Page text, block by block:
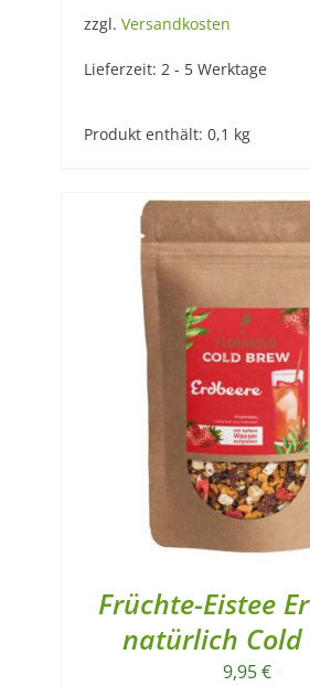
zzgl. Versandkosten
Lieferzeit: 2 - 5 Werktage
Produkt enthält: 0,1 kg
Früchte-Eistee
natürlich Cold
9,95€